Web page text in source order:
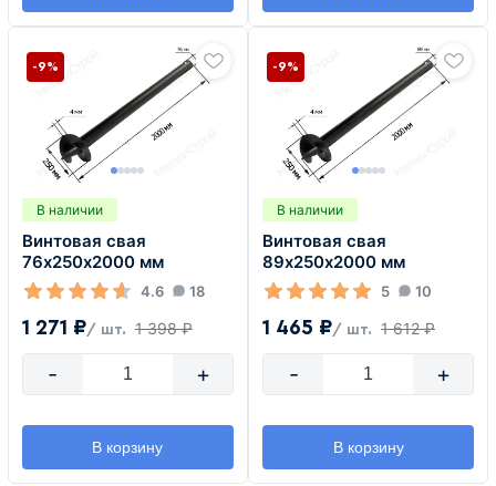
В наличии
Винтовая свая
76х250х2000 мм
4.6 18
1 271 ₽/ шт. 1 398 ₽
-9%
- +
В корзину
В наличии
Винтовая свая
89х250х2000 мм
5 10
1 465 ₽/ шт. 1 612 ₽
-9%
- +
В корзину